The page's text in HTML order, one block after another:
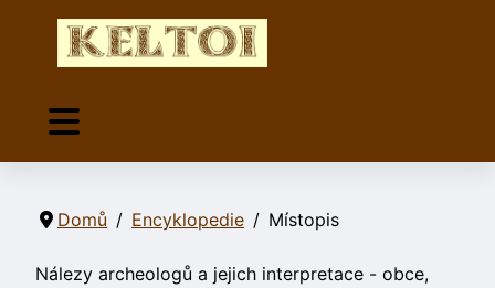
Domů Encyklopedie Místopis
Nálezy archeologů a jejich interpretace - obce,